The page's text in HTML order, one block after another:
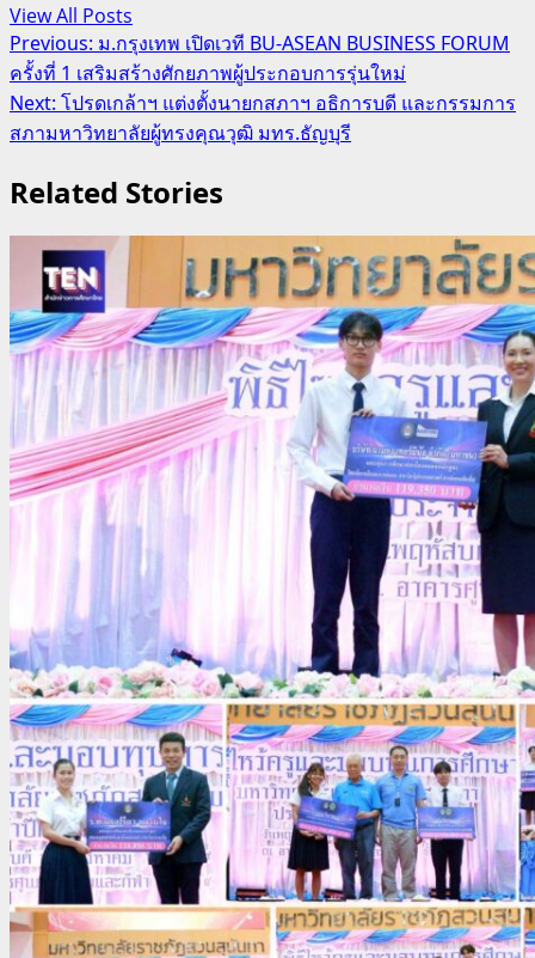
View All Posts
Post
navigation
Previous: ม.กรุงเทพ เปิดเวที BU-ASEAN BUSINESS FORUM
ครั้งที่ 1 เสริมสร้างศักยภาพผู้ประกอบการรุ่นใหม่
Next: โปรดเกล้าฯ แต่งตั้งนายกสภาฯ อธิการบดี และกรรมการ
สภามหาวิทยาลัยผู้ทรงคุณวุฒิ มทร.ธัญบุรี
Related Stories